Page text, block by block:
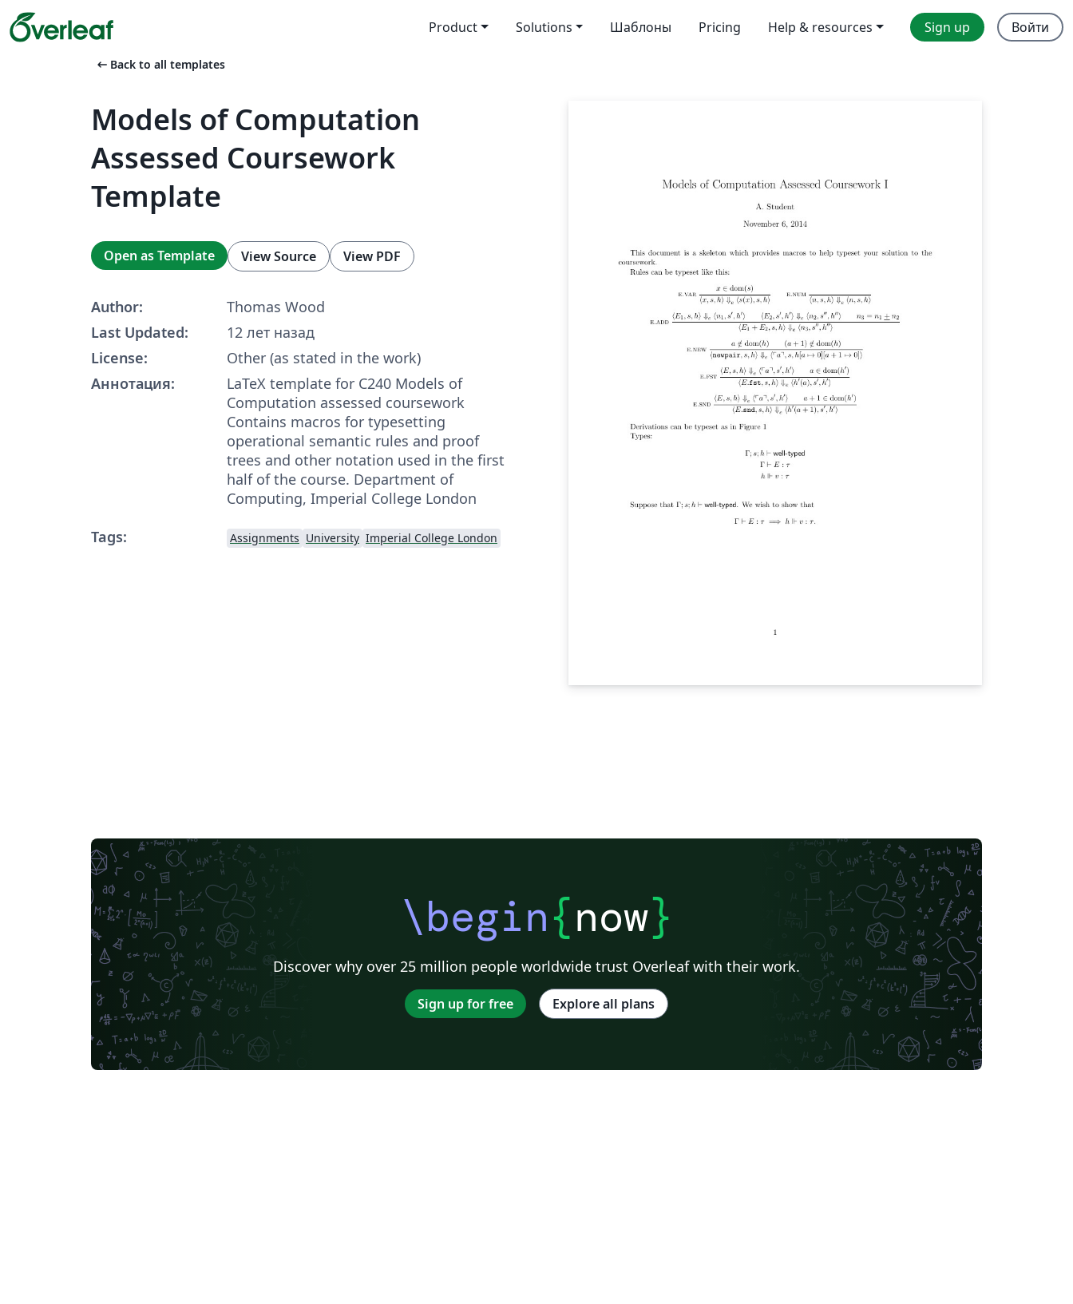
Product Solutions Шаблоны Pricing Help & resources Sign up Войти
arrow_left_alt Back to all templates
Models of Computation
Assessed Coursework
Template
Open as Template View Source View PDF
Author:
Thomas Wood
Last Updated:
12 лет назад
License:
Other (as stated in the work)
Аннотация:
LaTeX template for C240 Models of
Computation assessed coursework
Contains macros for typesetting
operational semantic rules and proof
trees and other notation used in the first
half of the course. Department of
Computing, Imperial College London
Tags:
Assignments University Imperial College London
\begin{now}
Discover why over 25 million people worldwide trust Overleaf with their work.
Sign up for free Explore all plans